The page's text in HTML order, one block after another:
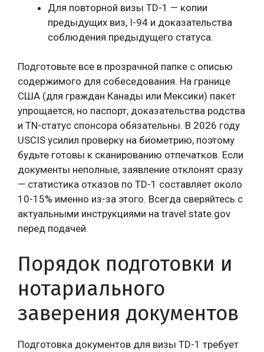
Для повторной визы TD-1 — копии
предыдущих виз, I-94 и доказательства
соблюдения предыдущего статуса.
Подготовьте все в прозрачной папке с описью
содержимого для собеседования. На границе
США (для граждан Канады или Мексики) пакет
упрощается, но паспорт, доказательства родства
и TN-статус спонсора обязательны. В 2026 году
USCIS усилил проверку на биометрию, поэтому
будьте готовы к сканированию отпечатков. Если
документы неполные, заявление отклонят сразу
— статистика отказов по TD-1 составляет около
10-15% именно из-за этого. Всегда сверяйтесь с
актуальными инструкциями на travel.state.gov
перед подачей.
Порядок подготовки и
нотариального
заверения документов
Подготовка документов для визы TD-1 требует